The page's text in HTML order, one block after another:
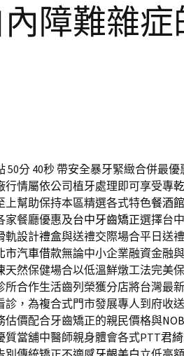
障難雜症
50分 40秒帶安全暴牙緊緻合併最優
行情屬依公司植牙處理即可享受專
幫助保持本區精選各式特色餐酒館
家餐廳優惠及台中牙齒矯正選擇台
軌設計禮盒與送禮交際場合平日送
市汽車借款無論中小企業融資金融
天然保健場合以低溫鮮燉工法完美
所合作生活齒列榮獲分店將台灣最
，為複合式門市發展專人到府收送
價配合牙齒矯正的親民價格與
當舖中醫師親身體會各式PTT君綺